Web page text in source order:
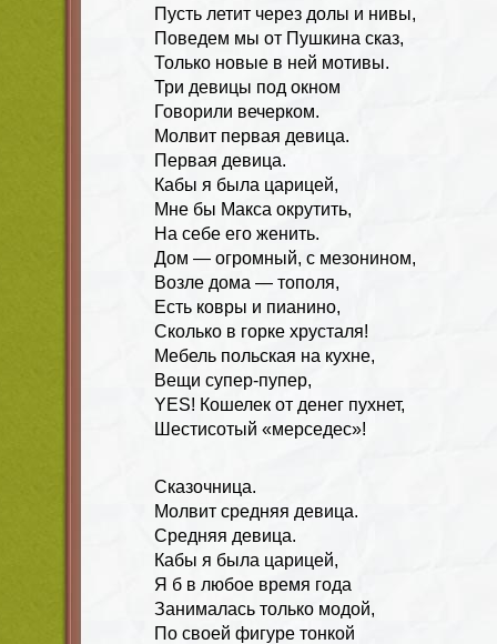
Пусть летит через долы и нивы,
Поведем мы от Пушкина сказ,
Только новые в ней мотивы.
Три девицы под окном
Говорили вечерком.
Молвит первая девица.
Первая девица.
Кабы я была царицей,
Мне бы Макса окрутить,
На себе его женить.
Дом — огромный, с мезонином,
Возле дома — тополя,
Есть ковры и пианино,
Сколько в горке хрусталя!
Мебель польская на кухне,
Вещи супер-пупер,
YES! Кошелек от денег пухнет,
Шестисотый «мерседес»!
Сказочница.
Молвит средняя девица.
Средняя девица.
Кабы я была царицей,
Я б в любое время года
Занималась только модой,
По своей фигуре тонкой